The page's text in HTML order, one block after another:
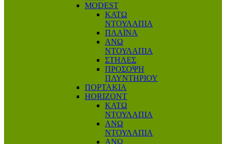
MODEST
ΚΑΤΩ
ΝΤΟΥΛΑΠΙΑ
ΠΛΑΪΝΑ
ΑΝΩ
ΝΤΟΥΛΑΠΙΑ
ΣΤΗΛΕΣ
ΠΡΟΣΟΨΗ
ΠΛΥΝΤΗΡΙΟΥ
ΠΟΡΤΑΚΙΑ
HORIZONT
ΚΑΤΩ
ΝΤΟΥΛΑΠΙΑ
ΑΝΩ
ΝΤΟΥΛΑΠΙΑ
ΑΝΩ